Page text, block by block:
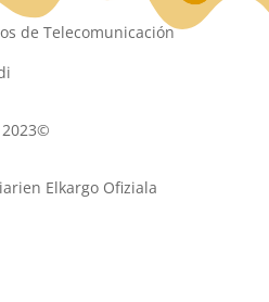
de Telecomunicación
2023©
Elkargo Ofiziala